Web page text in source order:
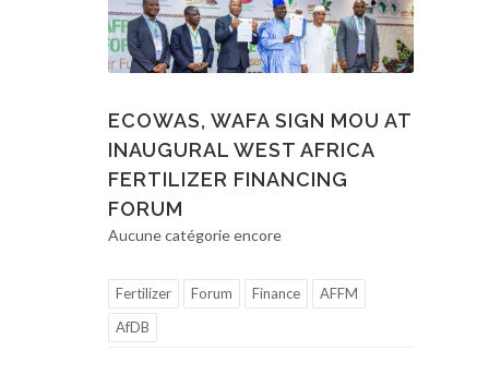
ECOWAS, WAFA SIGN MOU AT
INAUGURAL WEST AFRICA
FERTILIZER FINANCING
FORUM
Aucune catégorie encore
Fertilizer Forum Finance
AFFM
AfDB